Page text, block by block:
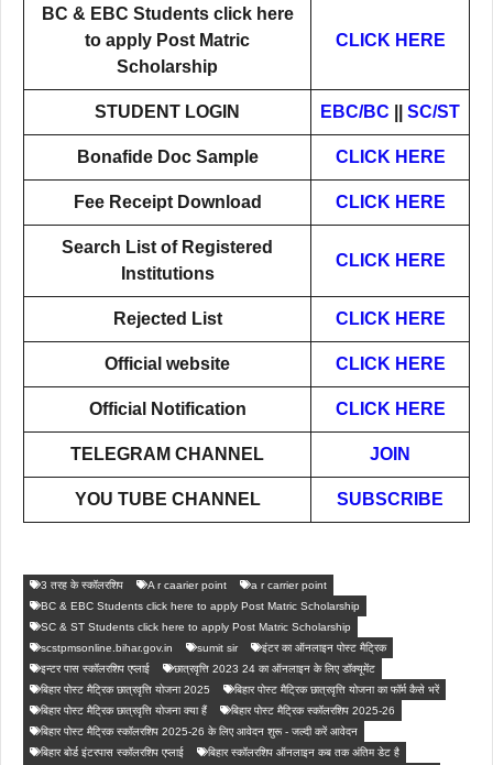
BC & EBC Students click here
to apply Post Matric
Scholarship
CLICK HERE
STUDENT LOGIN EBC/BC SC/ST
Bonafide Doc Sample CLICK HERE
Fee Receipt Download CLICK HERE
Search List of Registered
Institutions
CLICK HERE
Rejected List CLICK HERE
Official website CLICK HERE
Official Notification CLICK HERE
TELEGRAM CHANNEL JOIN
YOU TUBE CHANNEL SUBSCRIBE
3 तरह के स्कॉलरशिप A r caarier point
a r carrier point
BC & EBC Students click here to apply Post Matric Scholarship
SC & ST Students click here to apply Post Matric Scholarship
scstpmsonline.bihar.gov.in
sumit sir
इंटर का ऑनलाइन पोस्ट मैट्रिक
इन्टर पास स्कॉलरशिप एप्लाई
छात्रवृत्ति 2023 24 का ऑनलाइन के लिए डॉक्यूमेंट
बिहार पोस्ट मैट्रिक छात्रवृत्ति योजना 2025
बिहार पोस्ट मैट्रिक छात्रवृत्ति योजना का फॉर्म कैसे भरें
बिहार पोस्ट मैट्रिक छात्रवृत्ति योजना क्या हैं
बिहार पोस्ट मैट्रिक स्कॉलरशिप 2025-26
बिहार पोस्ट मैट्रिक स्कॉलरशिप 2025-26 के लिए आवेदन शुरू - जल्दी करें आवेदन
बिहार बोर्ड इंटरपास स्कॉलरशिप एप्लाई
बिहार स्कॉलरशिप ऑनलाइन कब तक अंतिम डेट है